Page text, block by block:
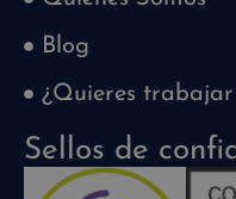
Blog
¿Quieres trabajar
Sellos de